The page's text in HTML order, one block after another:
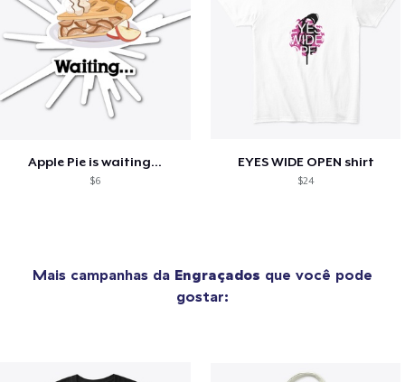
Apple Pie is waiting...
$6
EYES WIDE OPEN shirt
$24
Mais campanhas da Engraçados que você pode
gostar: